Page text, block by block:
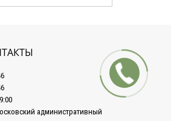
административный